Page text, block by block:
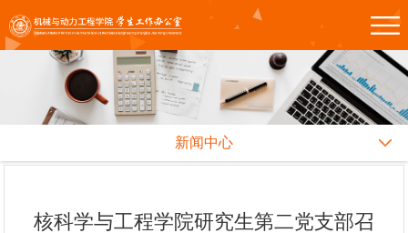
新闻中心
核科学与工程学院研究生第二党支部召